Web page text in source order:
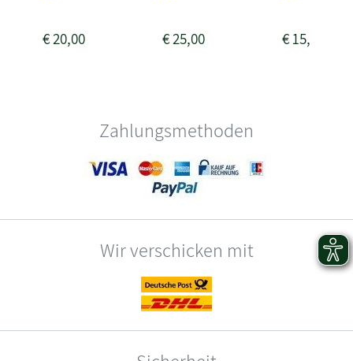
€20,00 €25,00 €15,00
Zahlungsmethoden
Wir verschicken mit